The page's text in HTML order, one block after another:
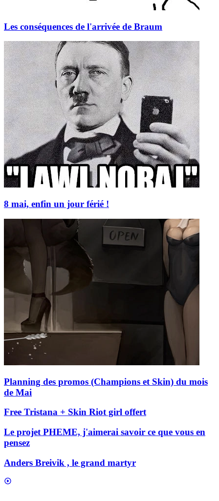
Les conséquences de l'arrivée de Braum
8 mai, enfin un jour férié !
Planning des promos (Champions et Skin) du mois
de Mai
Free Tristana + Skin Riot girl offert
Le projet PHEME, j'aimerai savoir ce que vous en
pensez
Anders Breivik , le grand martyr